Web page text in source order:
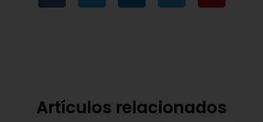
Artículos relacionados